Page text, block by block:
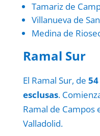
Tamariz de
Villanueva de
Medina de
Ramal Sur
El Ramal Sur, de
esclusas.
Ramal de Campos
Valladolid.